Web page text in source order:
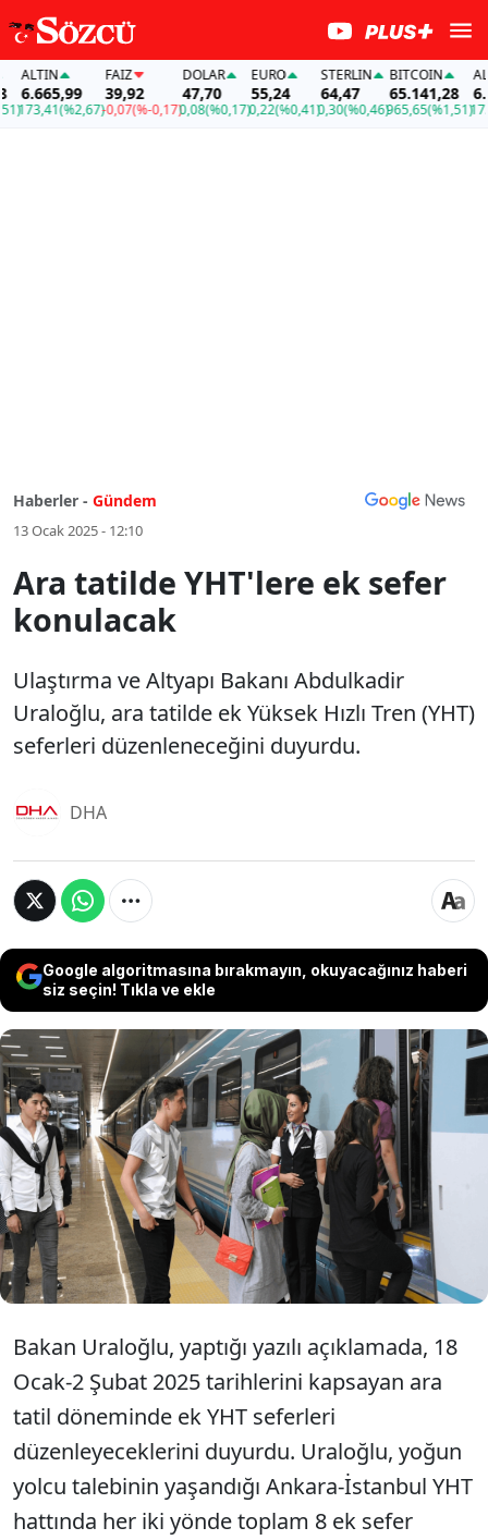
ALTIN
6.665,99
173,41(%2,67)
FAİZ
39,92
-0,07(%-0,17)
DOLAR
47,70
0,08(%0,17)
EURO
55,24
0,22(%0,41)
STERLIN
64,47
0,30(%0,46)
BITCOIN
65.141,28
965,65(%1,51)
Haberler - Gündem
13 Ocak 2025 - 12:10
Ara tatilde YHT'lere ek sefer
konulacak
Ulaştırma ve Altyapı Bakanı Abdulkadir
Uraloğlu, ara tatilde ek Yüksek Hızlı Tren (YHT)
seferleri düzenleneceğini duyurdu.
DHA
Google algoritmasına bırakmayın, okuyacağınız haberi
siz seçin! Tıkla ve ekle
Ulaştırma ve Altyapı Bakanı Abdulkadir
Uraloğlu, ara tatilde ek Yüksek Hızlı
Tren (YHT) seferleri düzenleneceğini
duyurdu.
Bakan Uraloğlu, yaptığı yazılı açıklamada, 18
Ocak-2 Şubat 2025 tarihlerini kapsayan ara
tatil döneminde ek YHT seferleri
düzenleyeceklerini duyurdu. Uraloğlu, yoğun
yolcu talebinin yaşandığı Ankara-İstanbul YHT
hattında her iki yönde toplam 8 ek sefer